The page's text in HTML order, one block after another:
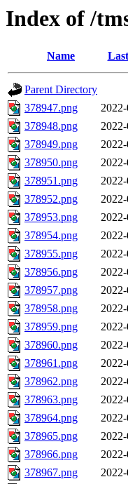
Index of /
Name
Parent Directory
378947.png
378948.png
378949.png
378950.png
378951.png
378952.png
378953.png
378954.png
378955.png
378956.png
378957.png
378958.png
378959.png
378960.png
378961.png
378962.png
378963.png
378964.png
378965.png
378966.png
378967.png